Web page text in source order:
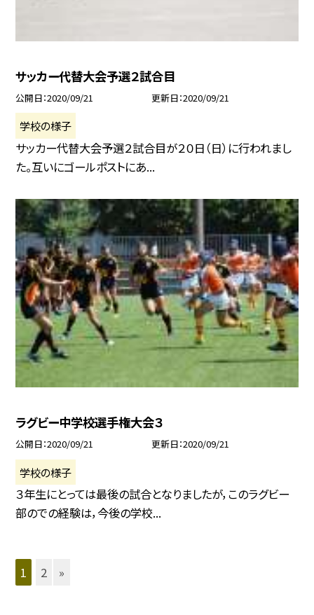
サッカー代替大会予選２試合目
公開日 2020/09/21 更新日 2020/09/21
学校の様子
サッカー代替大会予選２試合目が２０日（日）に行われまし
た。互いにゴールポストにあ...
ラグビー中学校選手権大会３
公開日 2020/09/21 更新日 2020/09/21
学校の様子
３年生にとっては最後の試合となりましたが，このラグビー
部のでの経験は，今後の学校...
1 2 »